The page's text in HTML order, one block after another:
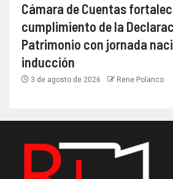
Cámara de Cuentas
cumplimiento de la
Patrimonio con jornada
inducción
3 de agosto de 2026 Rene Polanco